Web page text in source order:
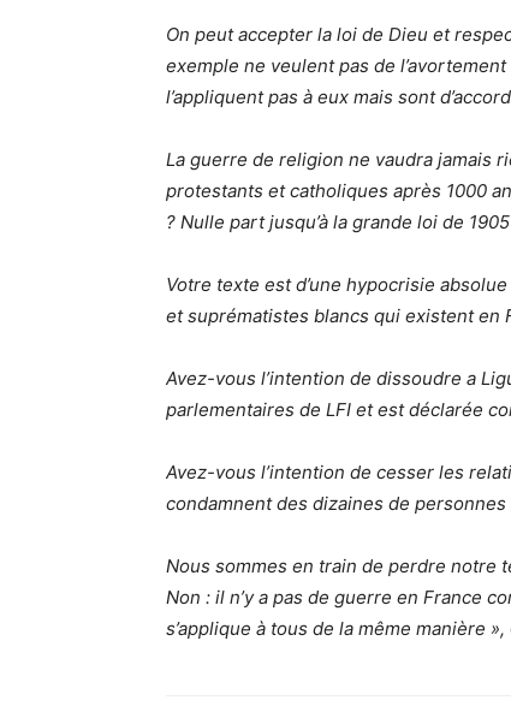
On peut accepter la loi de Dieu et
exemple ne veulent pas de
l’appliquent pas à eux mais sont
La guerre de religion ne vaudra jamais
protestants et catholiques après 1000
? Nulle part jusqu’à la grande loi de
Votre texte est d’une hypocrisie
et suprématistes blancs qui existent en
Avez-vous l’intention de dissoudre a
parlementaires de LFI et est déclarée
Avez-vous l’intention de cesser les
condamnent des dizaines de
Nous sommes en train de perdre notre
Non : il n’y a pas de guerre en France
s’applique à tous de la même manière »,